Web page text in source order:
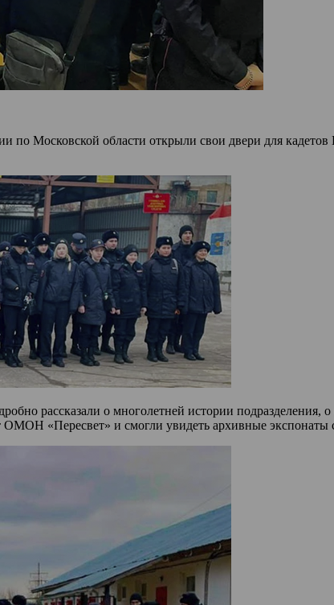
Московской области открыли свои двери для
рассказали о многолетней истории
«Пересвет» и смогли увидеть архивные экспонаты